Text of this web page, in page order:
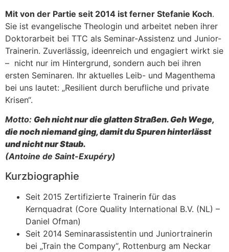
Mit von der Partie seit 2014 ist ferner Stefanie Koch.
Sie ist evangelische Theologin und arbeitet neben ihrer
Doktorarbeit bei TTC als Seminar-Assistenz und Junior-
Trainerin. Zuverlässig, ideenreich und engagiert wirkt sie
– nicht nur im Hintergrund, sondern auch bei ihren
ersten Seminaren. Ihr aktuelles Leib- und Magenthema
bei uns lautet: „Resilient durch berufliche und private
Krisen“.
Motto: Geh nicht nur die glatten Straßen. Geh Wege,
die noch niemand ging,damit du Spuren hinterlässt
und nicht nur Staub.
(Antoine de Saint-Exupéry)
Kurzbiographie
Seit 2015 Zertifizierte Trainerin für das
Kernquadrat (Core Quality International B.V. (NL) –
Daniel Ofman)
Seit 2014 Seminarassistentin und Juniortrainerin
bei „Train the Company“, Rottenburg am Neckar